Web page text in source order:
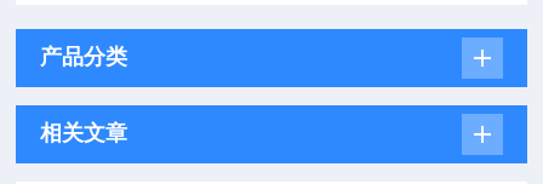
产品分类
相关文章